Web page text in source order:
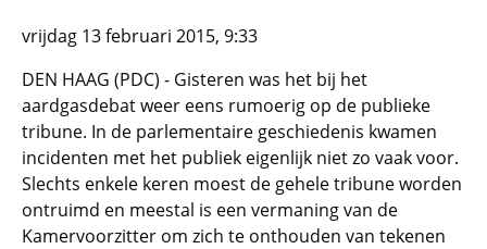
vrijdag 13 februari 2015, 9:33
DEN HAAG (PDC) - Gisteren was het bij het
aardgasdebat weer eens rumoerig op de publieke
tribune. In de parlementaire geschiedenis kwamen
incidenten met het publiek eigenlijk niet zo vaak voor.
Slechts enkele keren moest de gehele tribune worden
ontruimd en meestal is een vermaning van de
Kamervoorzitter om zich te onthouden van tekenen